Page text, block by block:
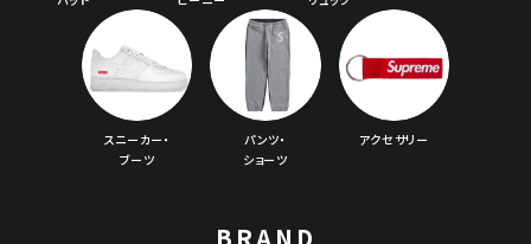
スニーカー・
ブーツ
パンツ・
ショーツ
アクセサリー
BRAND